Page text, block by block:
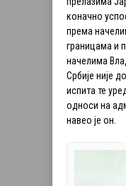
коначно
према
границама и
начелима
Србије није
испита те
односи на
навео је он.